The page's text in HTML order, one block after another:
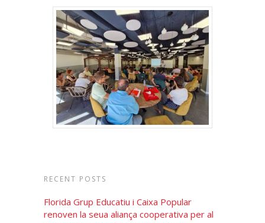
RECENT POSTS
Florida Grup Educatiu i Caixa Popular
renoven la seua aliança cooperativa per al